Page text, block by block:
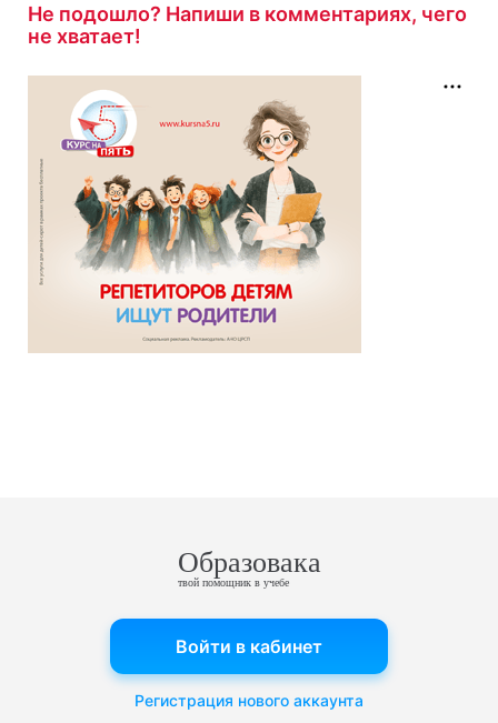
Не подошло? Напиши в комментариях, чего
не хватает!
Образовака
твой помощник в учебе
Войти в кабинет
Регистрация нового аккаунта